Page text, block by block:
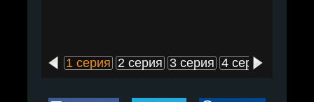
1 серия 2 серия 3 серия 4 серия